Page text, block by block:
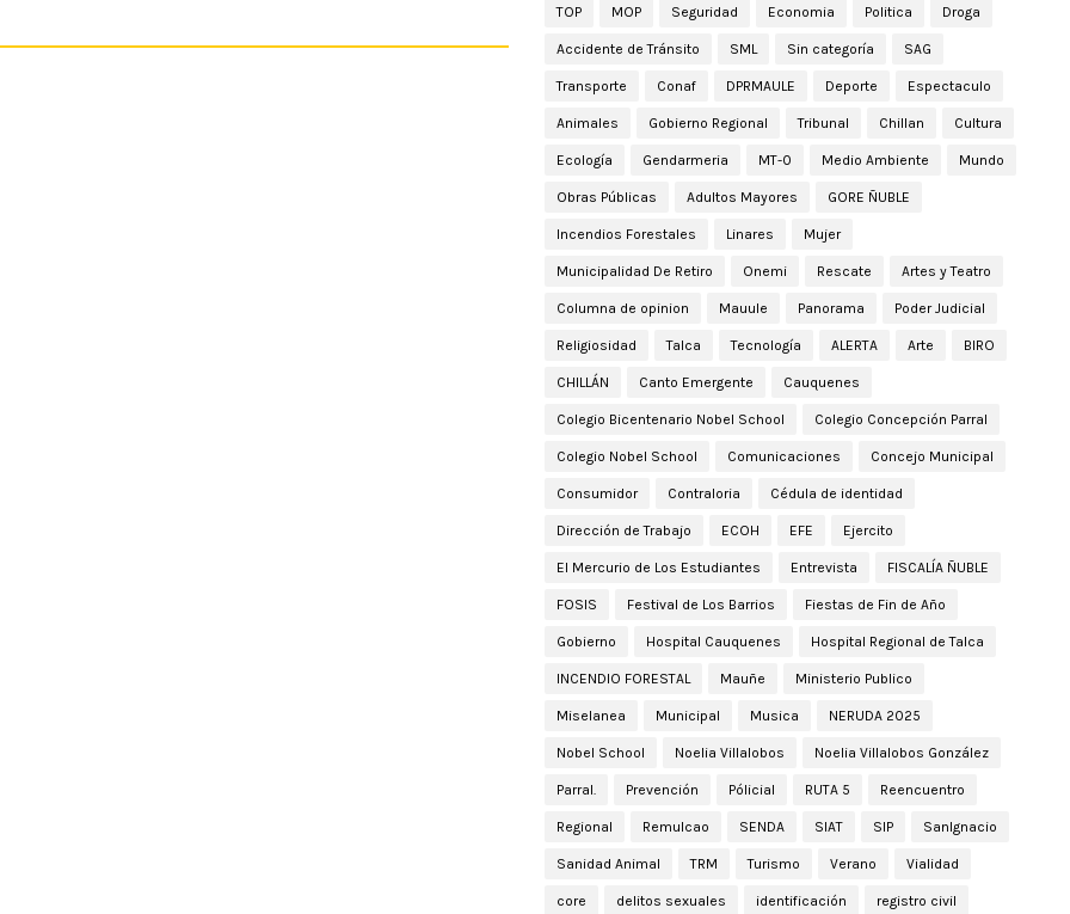
TOP MOP Seguridad Economia Politica Droga
Accidente de Tránsito SML Sin categoría SAG
Transporte Conaf DPRMAULE Deporte Espectaculo
Animales Gobierno Regional Tribunal Chillan Cultura
Ecología Gendarmeria MT-0 Medio Ambiente Mundo
Obras Públicas Adultos Mayores GORE ÑUBLE
Incendios Forestales Linares Mujer
Municipalidad De Retiro Onemi Rescate Artes y Teatro
Columna de opinion Mauule Panorama Poder Judicial
Religiosidad Talca Tecnología ALERTA Arte BIRO
CHILLÁN Canto Emergente Cauquenes
Colegio Bicentenario Nobel School Colegio Concepción Parral
Colegio Nobel School Comunicaciones Concejo Municipal
Consumidor Contraloria Cédula de identidad
Dirección de Trabajo ECOH EFE Ejercito
El Mercurio de Los Estudiantes Entrevista FISCALÍA ÑUBLE
FOSIS Festival de Los Barrios Fiestas de Fin de Año
Gobierno Hospital Cauquenes Hospital Regional de Talca
INCENDIO FORESTAL Mauñe Ministerio Publico
Miselanea Municipal Musica NERUDA 2025
Nobel School Noelia Villalobos Noelia Villalobos González
Parral. Prevención Pólicial RUTA 5 Reencuentro
Regional Remulcao SENDA SIAT SIP SanIgnacio
Sanidad Animal TRM Turismo Verano Vialidad
core delitos sexuales identificación registro civil